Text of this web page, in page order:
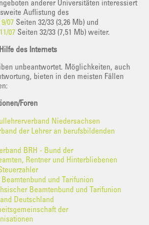
anderer Universitäten interessiert
Auflistung des
07 Seiten 32/33 (3,26 Mb) und
07 Seiten 32/33 (7,51 Mb) weiter.
des Internets
unbeantwortet. Möglichkeiten, auch
bieten in den meisten Fällen
Foren
Niedersachsen
der Lehrer an berufsbildenden
BRH - Bund der
Rentner und Hinterbliebenen
Beamtenbund und Tarifunion
Beamtenbund und Tarifunion
Deutschland
der